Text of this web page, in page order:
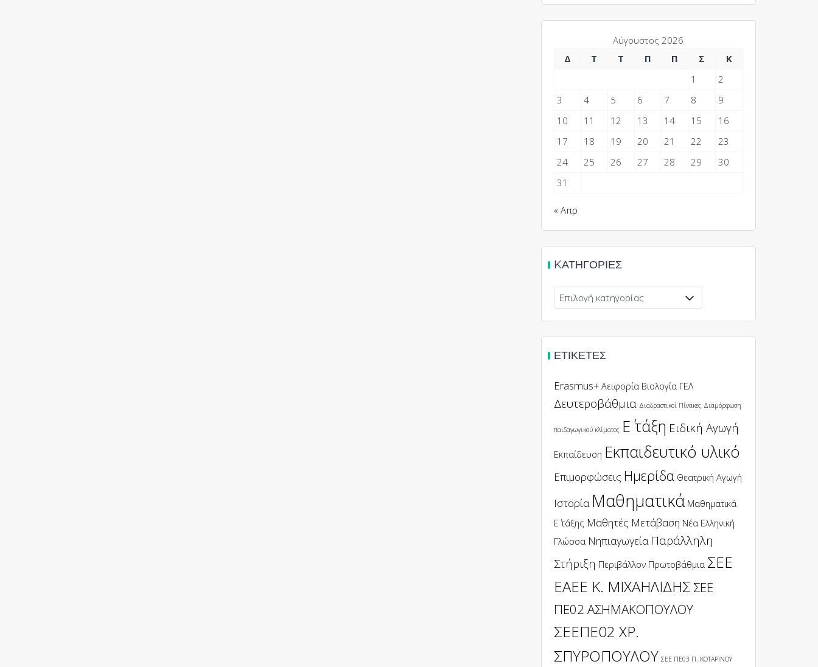
Αύγουστος 2026
Δ
Τ Τ Π Π Σ
Κ
1
2
3
4 5 6 7 8
9
10
11 12 13 14 15
16
17
18 19 20 21 22
23
24
25 26 27 28 29
30
31
« Απρ
KΑΤΗΓΟΡΊΕΣ
Kατηγορίες
ΕΤΙΚΈΤΕΣ
Erasmus+ Αειφορία Βιολογία ΓΕΛ
Δευτεροβάθμια Διαδραστικοί Πίνακες Διαμόρφωση
παιδαγωγικού κλίματος Ε΄ τάξη Ειδική Αγωγή
Εκπαίδευση Εκπαιδευτικό υλικό
Επιμορφώσεις Ημερίδα Θεατρική Αγωγή
Ιστορία Μαθηματικά Μαθηματικά
Ε΄ τάξης Μαθητές Μετάβαση Νέα Ελληνική
Γλώσσα Νηπιαγωγεία Παράλληλη
Στήριξη Περιβάλλον Πρωτοβάθμια ΣΕΕ
ΕΑΕΕ Κ. ΜΙΧΑΗΛΙΔΗΣ ΣΕΕ
ΠΕ02 ΑΣΗΜΑΚΟΠΟΥΛΟΥ
ΣΕΕΠΕ02 ΧΡ.
ΣΠΥΡΟΠΟΥΛΟΥ ΣΕΕ ΠΕ03 Π. ΚΟΤΑΡΙΝΟΥ